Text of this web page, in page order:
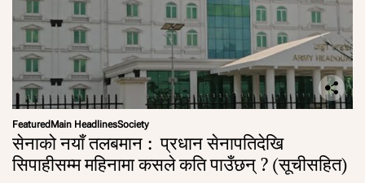
FeaturedMain HeadlinesSociety
सेनाको नयाँ तलबमान : प्रधान सेनापतिदेखि
सिपाहीसम्म महिनामा कसले कति पाउँछन् ? (सूचीसहित)